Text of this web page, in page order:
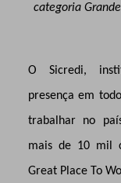
categoria
O Sicredi,
presença em
trabalhar no
mais de 10 mil
Great Place To